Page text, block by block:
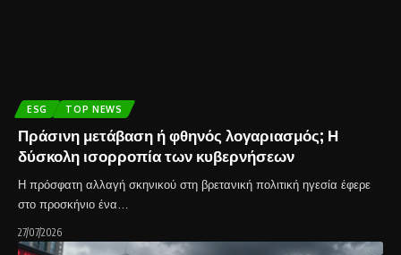
ESG TOP NEWS
Πράσινη μετάβαση ή φθηνός λογαριασμός; Η
δύσκολη ισορροπία των κυβερνήσεων
Η πρόσφατη αλλαγή σκηνικού στη βρετανική πολιτική ηγεσία έφερε
στο προσκήνιο ένα…
27/07/2026